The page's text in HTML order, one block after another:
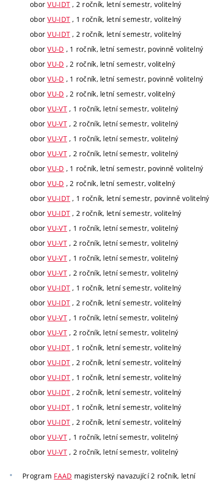
oborVU-IDT , 2 ročník, letní semestr, volitelný
oborVU-IDT , 1 ročník, letní semestr, volitelný
oborVU-IDT , 2 ročník, letní semestr, volitelný
oborVU-D , 1 ročník, letní semestr, povinně volitelný
oborVU-D , 2 ročník, letní semestr, volitelný
oborVU-D , 1 ročník, letní semestr, povinně volitelný
oborVU-D , 2 ročník, letní semestr, volitelný
oborVU-VT, 1 ročník, letní semestr, volitelný
oborVU-VT, 2 ročník, letní semestr, volitelný
oborVU-VT, 1 ročník, letní semestr, volitelný
oborVU-VT, 2 ročník, letní semestr, volitelný
oborVU-D , 1 ročník, letní semestr, povinně volitelný
oborVU-D , 2 ročník, letní semestr, volitelný
oborVU-IDT , 1 ročník, letní semestr, povinně volitelný
oborVU-IDT , 2 ročník, letní semestr, volitelný
oborVU-VT, 1 ročník, letní semestr, volitelný
oborVU-VT, 2 ročník, letní semestr, volitelný
oborVU-VT, 1 ročník, letní semestr, volitelný
oborVU-VT, 2 ročník, letní semestr, volitelný
oborVU-IDT , 1 ročník, letní semestr, volitelný
oborVU-IDT , 2 ročník, letní semestr, volitelný
oborVU-VT, 1 ročník, letní semestr, volitelný
oborVU-VT, 2 ročník, letní semestr, volitelný
oborVU-IDT , 1 ročník, letní semestr, volitelný
oborVU-IDT , 2 ročník, letní semestr, volitelný
oborVU-IDT , 1 ročník, letní semestr, volitelný
oborVU-IDT , 2 ročník, letní semestr, volitelný
oborVU-IDT , 1 ročník, letní semestr, volitelný
oborVU-IDT , 2 ročník, letní semestr, volitelný
oborVU-VT, 1 ročník, letní semestr, volitelný
oborVU-VT, 2 ročník, letní semestr, volitelný
Program FAAD magisterský navazující 2 ročník, letní